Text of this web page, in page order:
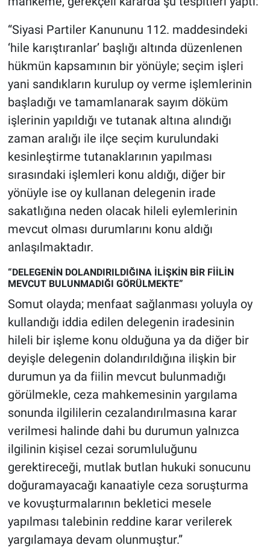
“Siyasi Partiler Kanununu 112. maddesindeki
‘hile karıştıranlar’ başlığı altında düzenlenen
hükmün kapsamının bir yönüyle; seçim işleri
yani sandıkların kurulup oy verme işlemlerinin
başladığı ve tamamlanarak sayım döküm
işlerinin yapıldığı ve tutanak altına alındığı
zaman aralığı ile ilçe seçim kurulundaki
kesinleştirme tutanaklarının yapılması
sırasındaki işlemleri konu aldığı, diğer bir
yönüyle ise oy kullanan delegenin irade
sakatlığına neden olacak hileli eylemlerinin
mevcut olması durumlarını konu aldığı
anlaşılmaktadır.
“DELEGENİN DOLANDIRILDIĞINA İLİŞKİN BİR FİİLİN
MEVCUT BULUNMADIĞI GÖRÜLMEKTE”
Somut olayda; menfaat sağlanması yoluyla oy
kullandığı iddia edilen delegenin iradesinin
hileli bir işleme konu olduğuna ya da diğer bir
deyişle delegenin dolandırıldığına ilişkin bir
durumun ya da fiilin mevcut bulunmadığı
görülmekle, ceza mahkemesinin yargılama
sonunda ilgililerin cezalandırılmasına karar
verilmesi halinde dahi bu durumun yalnızca
ilgilinin kişisel cezai sorumluluğunu
gerektireceği, mutlak butlan hukuki sonucunu
doğuramayacağı kanaatiyle ceza soruşturma
ve kovuşturmalarının bekletici mesele
yapılması talebinin reddine karar verilerek
yargılamaya devam olunmuştur.”